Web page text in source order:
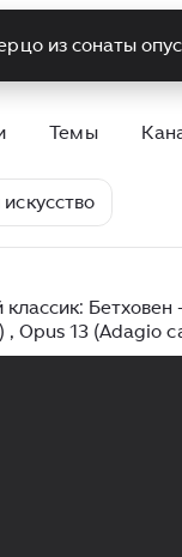
Темы
Бетховен
Opus 13 (Adagio
Mus